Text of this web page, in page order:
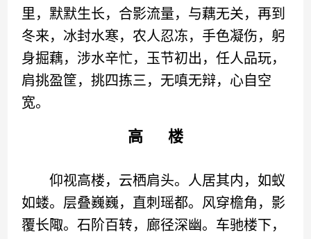
里，默默生长，合影流量，与藕无关，再到
冬来，冰封水寒，农人忍冻，手色凝伤，躬
身掘藕，涉水辛忙，玉节初出，任人品玩，
肩挑盈筐，挑四拣三，无嗔无辩，心自空
宽。
高 楼
仰视高楼，云栖肩头。人居其内，如蚁
如蝼。层叠巍巍，直刺瑶都。风穿檐角，影
覆长陬。石阶百转，廊径深幽。车驰楼下，